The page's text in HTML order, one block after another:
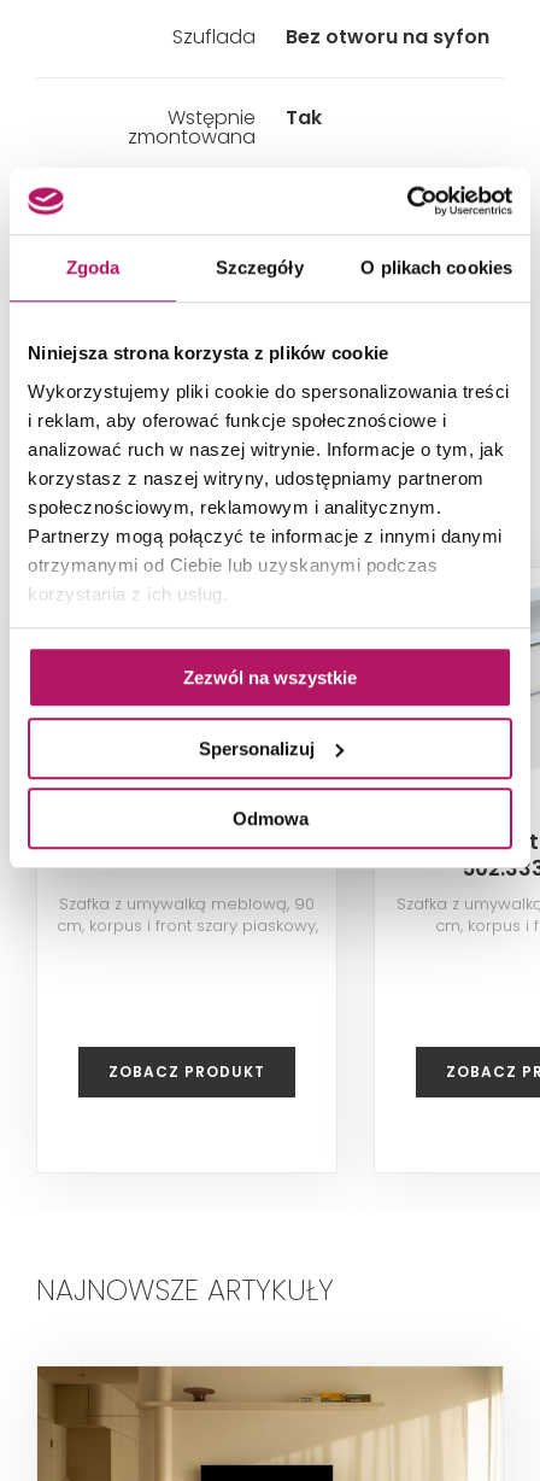
Zgoda Szczegóły O plikach cookies
Niniejsza strona korzysta z plików cookie
Wykorzystujemy pliki cookie do spersonalizowania treści
i reklam, aby oferować funkcje społecznościowe i
analizować ruch w naszej witrynie. Informacje o tym, jak
korzystasz z naszej witryny, udostępniamy partnerom
społecznościowym, reklamowym i analitycznym.
Partnerzy mogą połączyć te informacje z innymi danymi
otrzymanymi od Ciebie lub uzyskanymi podczas
korzystania z ich usług.
Zezwól na wszystkie
Spersonalizuj
Odmowa
Szuflada Bez otworu na syfon
Wstępnie
zmontowana
Tak
Zamawiane oddzielnie Syfon z wkładem
syfonującym Geberit
do umywalki, model
oszczędzający
przestrzeń, odpływ
PRODUKTY Z KOLEKCJI
Geberit iCon 502.333.JL.1
Szafka z umywalką meblową, 90
cm, korpus i front szary piaskowy,
ZOBACZ PRODUKT
Szafka z
cm, korpus i
ZOBACZ
NAJNOWSZE ARTYKUŁY